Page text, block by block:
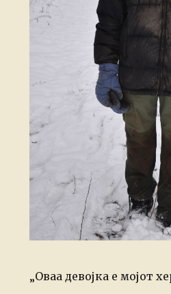
„Оваа девојка е мојот